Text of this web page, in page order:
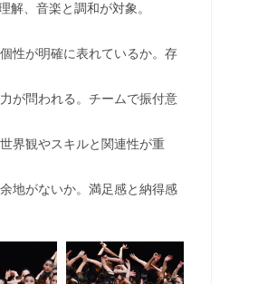
解、音楽と調和が対象。
性が明確に表れているか。存
が問われる。チームで振付意
界観やスキルと関連性が重
地がないか。満足感と納得感